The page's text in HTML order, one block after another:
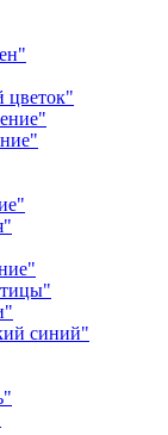
синий"